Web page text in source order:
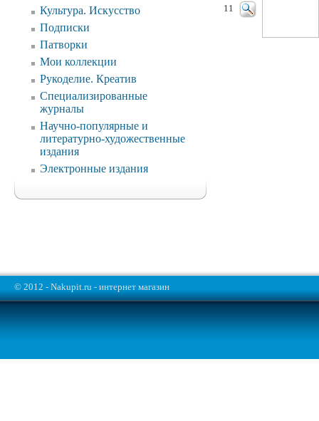
Культура. Искусство
Подписки
Патворки
Мои коллекции
Рукоделие. Креатив
Специализированные
журналы
Научно-популярные и
литературно-художественные
издания
Электронные издания
11
© 2012 - Nakupit.ru - интернет магазин